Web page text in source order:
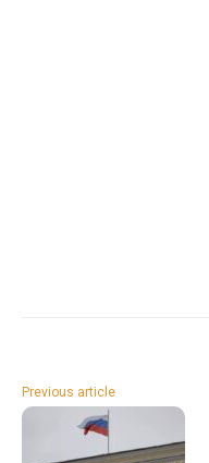
Previous article